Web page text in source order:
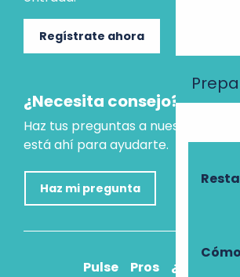
Regístrate ahora
¿Necesita consejo?
Haz tus preguntas a nuestro
está ahí para ayudarte.
Haz mi pregunta
Pulse Pros ¿Cómo